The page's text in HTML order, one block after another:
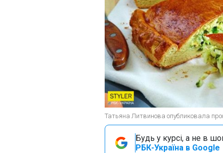
Татьяна Литвинова опубликовала
Будь у курсі, а не в
РБК-Україна в Google